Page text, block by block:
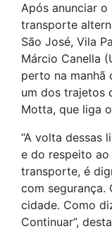
Após anunciar
transporte
São José, Vila
Márcio Canella
perto na manhã
um dos trajetos
Motta, que liga
“A volta dessas
e do respeito ao
transporte, é
com segurança.
cidade. Como
Continuar”,